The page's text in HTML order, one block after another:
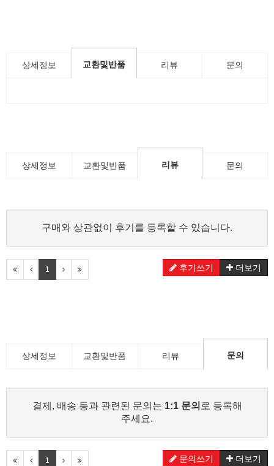
상세정보 교환및반품 리뷰 문의
상세정보 교환및반품 리뷰 문의
구매와 상관없이 후기를 등록할 수 있습니다.
1 후기쓰기 더보기
상세정보 교환및반품 리뷰 문의
결제, 배송 등과 관련된 문의는 1:1 문의 로 등록해
주세요.
1 문의쓰기 더보기